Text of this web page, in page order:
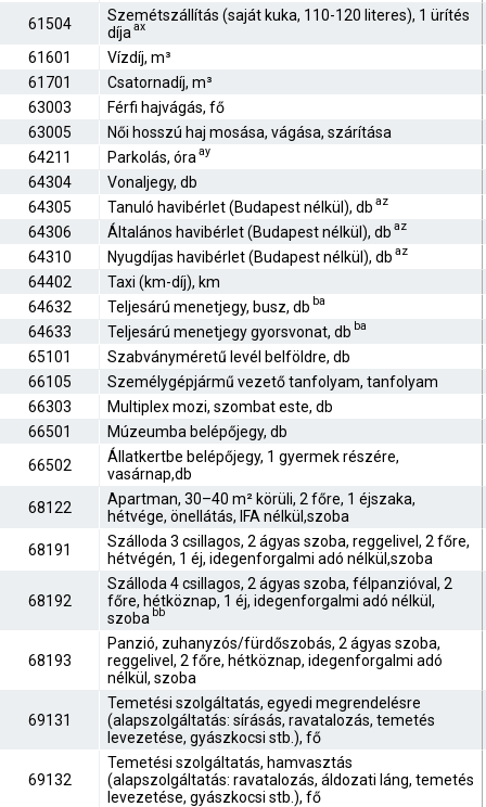
61504
Szemétszállítás (saját kuka, 110-120 literes), 1 ürítés
díja ax
61601
Vízdíj, m³
61701
Csatornadíj, m³
63003
Férfi hajvágás, fő
63005
Női hosszú haj mosása, vágása, szárítása
64211
Parkolás, óra ay
64304
Vonaljegy, db
64305
Tanuló havibérlet (Budapest nélkül), db az
64306 Általános havibérlet (Budapest nélkül), db az
64310 Nyugdíjas havibérlet (Budapest nélkül), db az
64402
Taxi (km-díj), km
64632
Teljesárú menetjegy, busz, db ba
64633 Teljesárú menetjegy gyorsvonat, db ba
65101
Szabványméretű levél belföldre, db
66105
Személygépjármű vezető tanfolyam, tanfolyam
66303
Multiplex mozi, szombat este, db
66501
Múzeumba belépőjegy, db
66502
Állatkertbe belépőjegy, 1 gyermek részére,
vasárnap,db
68122
Apartman, 30–40 m² körüli, 2 főre, 1 éjszaka,
hétvége, önellátás, IFA nélkül,szoba
68191
Szálloda 3 csillagos, 2 ágyas szoba, reggelivel, 2 főre,
hétvégén, 1 éj, idegenforgalmi adó nélkül,szoba
68192
Szálloda 4 csillagos, 2 ágyas szoba, félpanzióval, 2
főre, hétköznap, 1 éj, idegenforgalmi adó nélkül,
szoba bb
68193
Panzió, zuhanyzós/fürdőszobás, 2 ágyas szoba,
reggelivel, 2 főre, hétköznap, idegenforgalmi adó
nélkül, szoba
69131
Temetési szolgáltatás, egyedi megrendelésre
(alapszolgáltatás: sírásás, ravatalozás, temetés
levezetése, gyászkocsi stb.), fő
69132
Temetési szolgáltatás, hamvasztás
(alapszolgáltatás: ravatalozás, áldozati láng, temetés
levezetése, gyászkocsi stb.), fő